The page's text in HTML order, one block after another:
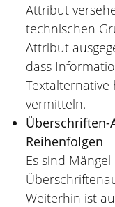
Attribut
technischen
Attribut
dass
Textalternative
vermitteln.
Überschriften-
Reihenfolgen
Es sind
Weiterhin ist